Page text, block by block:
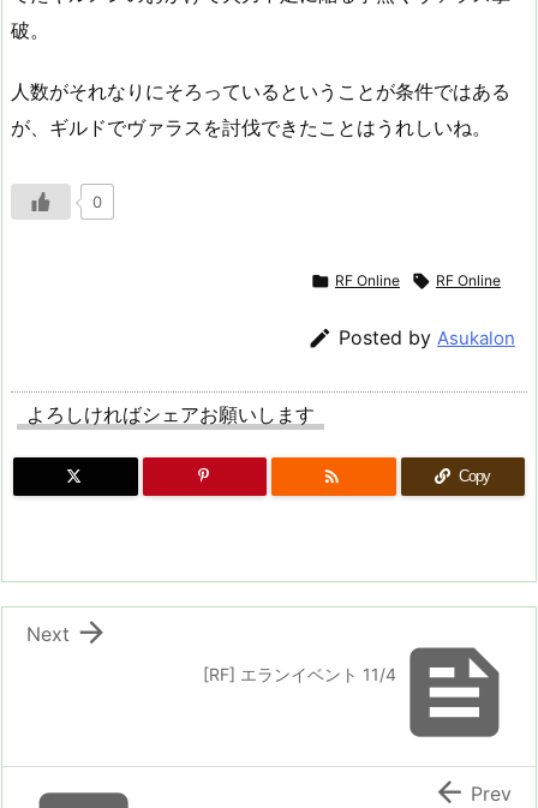
破。
人数がそれなりにそろっているということが条件ではある
が、ギルドでヴァラスを討伐できたことはうれしいね。
0
 RF Online  RF Online
 Posted by Asukalon
よろしければシェアお願いします
 Copy

[RF] エランイベント 11/4

Next
 Prev